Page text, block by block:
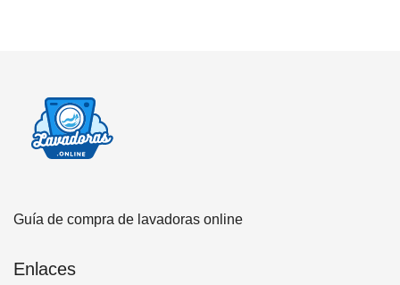
Guía de compra de lavadoras online
Enlaces